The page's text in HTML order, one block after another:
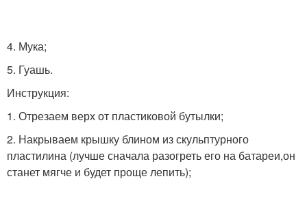
4. Мука;
5. Гуашь.
Инструкция:
1. Отрезаем верх от пластиковой бутылки;
2. Накрываем крышку блином из скульптурного
пластилина (лучше сначала разогреть его на батареи,он
станет мягче и будет проще лепить);